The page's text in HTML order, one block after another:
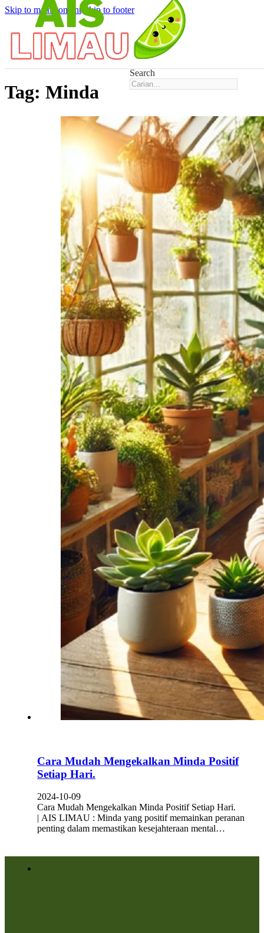
Skip to main content Skip to footer
Search
Tag: Minda
Cara Mudah Mengekalkan Minda Positif
Setiap Hari.
2024-10-09
Cara Mudah Mengekalkan Minda Positif Setiap Hari.
| AIS LIMAU : Minda yang positif memainkan peranan
penting dalam memastikan kesejahteraan mental…